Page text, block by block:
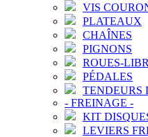
VIS
PLATEAUX
CHAÎNES
PIGNONS
ROUES-
PÉDALES
TENDEURS
- FREINAGE -
KIT
LEVIERS